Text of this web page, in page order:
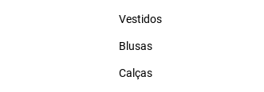
Vestidos
Blusas
Calças